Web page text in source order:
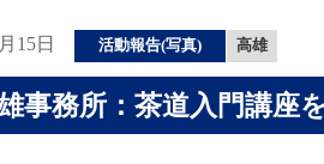
15日 活動報告(写真) 高雄
事務所：茶道入門講座